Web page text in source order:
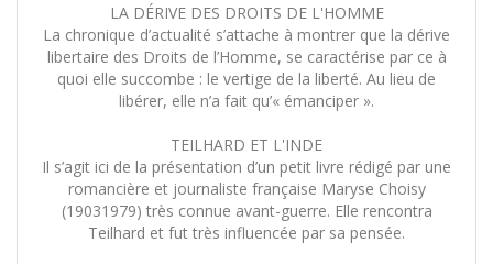
LA DÉRIVE DES DROITS DE L'HOMME
La chronique d’actualité s’attache à montrer que la dérive
libertaire des Droits de l’Homme, se caractérise par ce à
quoi elle succombe : le vertige de la liberté. Au lieu de
libérer, elle n’a fait qu’« émanciper ».
TEILHARD ET L'INDE
Il s’agit ici de la présentation d’un petit livre rédigé par une
romancière et journaliste française Maryse Choisy
(19031979) très connue avant-guerre. Elle rencontra
Teilhard et fut très influencée par sa pensée.